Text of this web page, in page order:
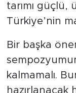
tarımı güçlü,
Türkiye’nin
Bir başka
kalmamalı.
hazırlanacak